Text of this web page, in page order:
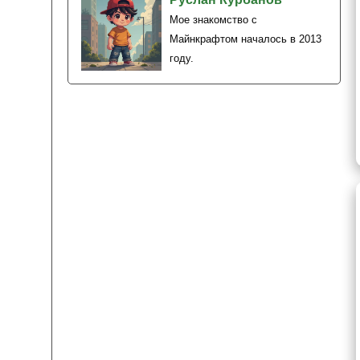
Мое знакомство с
Майнкрафтом началось в 2013
году.